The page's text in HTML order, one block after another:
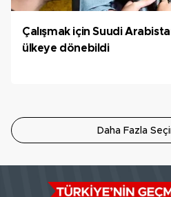
Çalışmak için Suudi
ülkeye dönebildi
Daha Fazla